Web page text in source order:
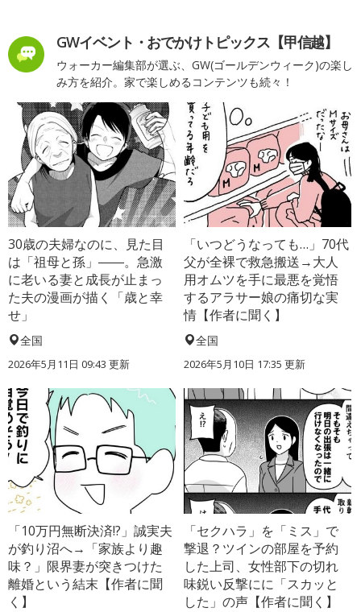
GWイベント・おでかけトピックス【甲信越】
ウォーカー編集部が選ぶ、GW(ゴールデンウィーク)の楽し
み方を紹介。家で楽しめるコンテンツも続々！
30歳の夫婦なのに、見た目
は「祖母と孫」――。急激
に老いる妻と成長が止まっ
た夫の漫画が描く「歳と幸
せ」
全国
2026年5月11日 09:43 更新
「いつどうなっても…」70代
父が全裸で救急搬送→大人
用オムツを手に最悪を覚悟
するアラサー娘の痛切な実
情【作者に聞く】
全国
2026年5月10日 17:35 更新
「10万円無断決済!?」誠実夫
が釣り沼へ→「家族より趣
味？」限界妻が突きつけた
離婚という結末【作者に聞
く】
「セクハラ」を「ミス」で
撃退？ツインの部屋を予約
した上司、女性部下の切れ
味鋭い反撃にに「スカッと
した」の声【作者に聞く】